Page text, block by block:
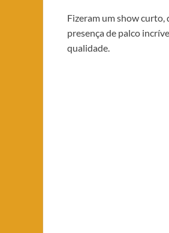
Fizeram um show curto,
presença de palco
qualidade.